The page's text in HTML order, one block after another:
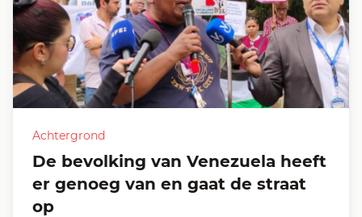
Achtergrond
De bevolking van Venezuela heeft
er genoeg van en gaat de straat
op